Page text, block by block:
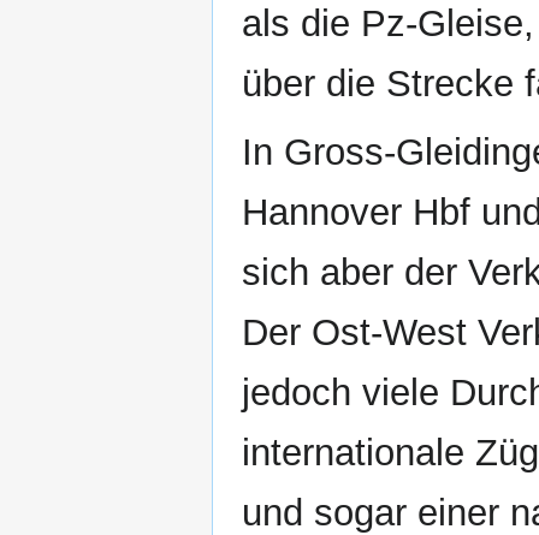
als die
über die Strecke
In
Hannover Hbf
sich aber der
Der Ost‐West
jedoch viele
internationale
und sogar einer